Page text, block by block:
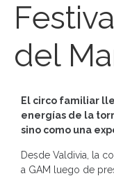
del
El circo familiar
energías de la
sino como una
Desde Valdivia, la
a GAM luego de